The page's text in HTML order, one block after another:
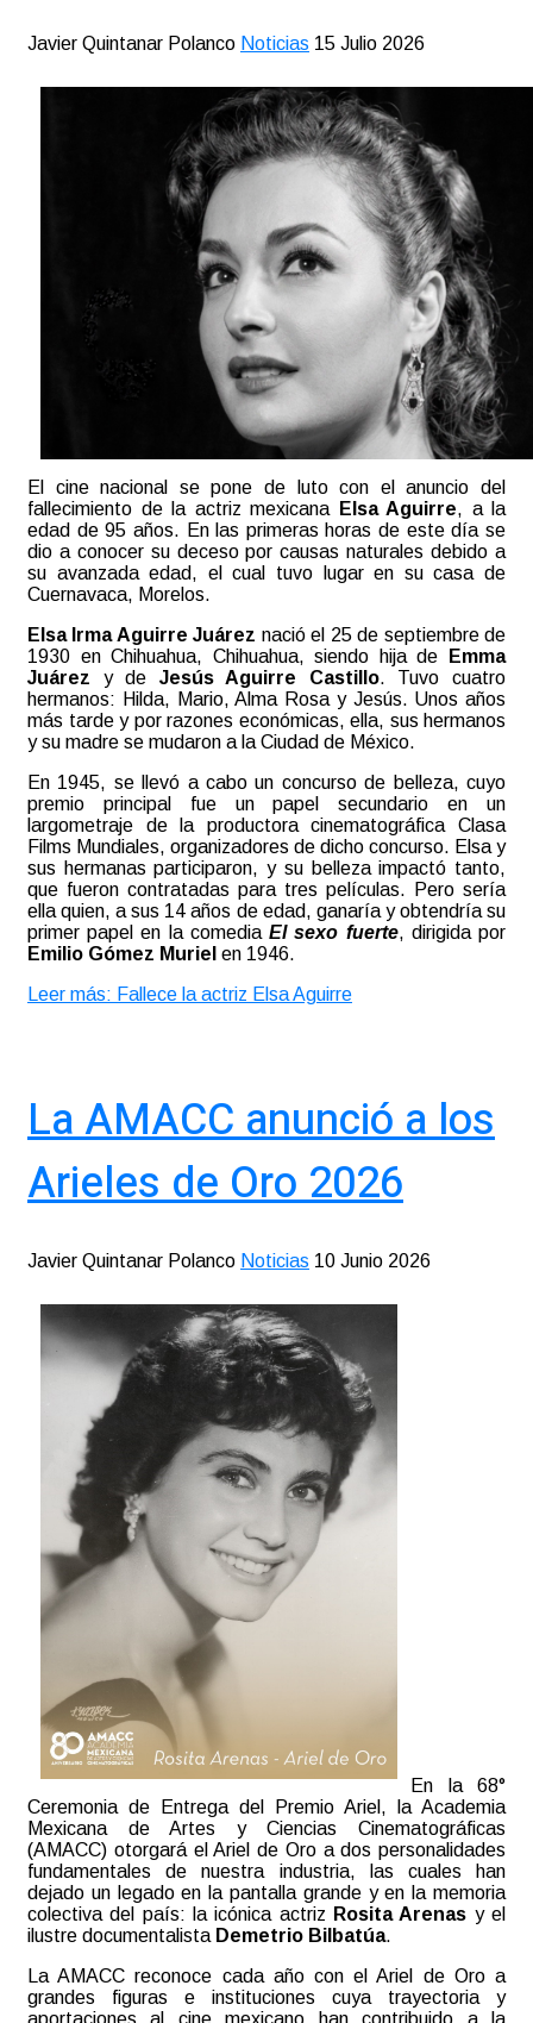
Javier Quintanar Polanco Noticias 15 Julio 2026
El cine nacional se pone de luto con el anuncio del
fallecimiento de la actriz mexicana
Elsa Aguirre, a la
edad de 95 años. En las primeras horas de este día se
dio a conocer su deceso por causas naturales debido a
su avanzada edad, el cual tuvo lugar en su casa de
Cuernavaca, Morelos.
Elsa Irma Aguirre Juárez nació el 25 de septiembre de
1930 en Chihuahua, Chihuahua, siendo hija de
Emma
Juárez y de Jesús Aguirre Castillo. Tuvo cuatro
hermanos: Hilda, Mario, Alma Rosa y Jesús. Unos años
más tarde y por razones económicas, ella, sus hermanos
y su madre se mudaron a la Ciudad de México.
En 1945, se llevó a cabo un concurso de belleza, cuyo
premio principal fue un papel secundario en un
largometraje de la productora cinematográfica Clasa
Films Mundiales, organizadores de dicho concurso. Elsa y
sus hermanas participaron, y su belleza impactó tanto,
que fueron contratadas para tres películas. Pero sería
ella quien, a sus 14 años de edad, ganaría y obtendría su
primer papel en la comediaEl sexo fuerte, dirigida por
Emilio Gómez Muriel en 1946.
Leer más: Fallece la actriz Elsa Aguirre
La AMACC anunció a los
Arieles de Oro 2026
Javier Quintanar Polanco Noticias 10 Junio 2026
En la 68°
Ceremonia de Entrega del Premio Ariel, la Academia
Mexicana de Artes y Ciencias Cinematográficas
(AMACC) otorgará el Ariel de Oro a dos personalidades
fundamentales de nuestra industria, las cuales han
dejado un legado en la pantalla grande y en la memoria
colectiva del país: la icónica actriz Rosita Arenas y el
ilustre documentalista Demetrio Bilbatúa.
La AMACC reconoce cada año con el Ariel de Oro a
grandes figuras e instituciones cuya trayectoria y
aportaciones al cine mexicano han contribuido a la